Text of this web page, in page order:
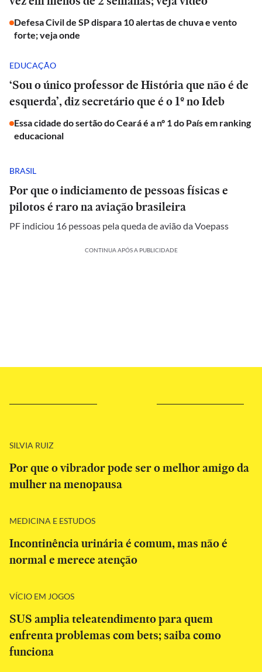
Defesa Civil de SP dispara 10 alertas de chuva e vento
forte; veja onde
EDUCAÇÃO
‘Sou o único professor de História que não é de
esquerda’, diz secretário que é o 1º no Ideb
Essa cidade do sertão do Ceará é a nº 1 do País em ranking
educacional
BRASIL
Por que o indiciamento de pessoas físicas e
pilotos é raro na aviação brasileira
PF indiciou 16 pessoas pela queda de avião da Voepass
CONTINUA APÓS A PUBLICIDADE
SILVIA RUIZ
Por que o vibrador pode ser o melhor amigo da
mulher na menopausa
MEDICINA E ESTUDOS
Incontinência urinária é comum, mas não é
normal e merece atenção
VÍCIO EM JOGOS
SUS amplia teleatendimento para quem
enfrenta problemas com bets; saiba como
funciona